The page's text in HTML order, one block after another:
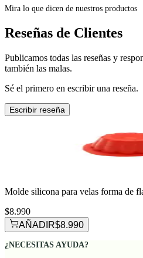
Mira lo que dicen de nuestros productos
Reseñas de Clientes
Publicamos todas las reseñas y
también las malas.
Sé el primero en escribir una reseña.
Escribir reseña
Molde silicona para velas forma de
$8.990
AÑADIR$8.990
¿NECESITAS AYUDA?